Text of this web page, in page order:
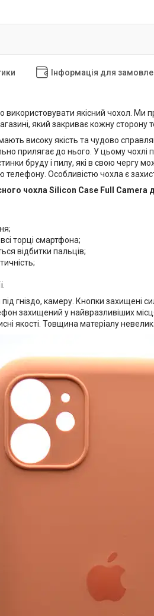
Інформація для
якісний чохол. Ми
який закриває кожну сторону
високу якість та чудово
прилягає до нього. У цьому
бруду і пилу, які в свою чергу
телефону. Особливістю чохла є
чохла Silicon Case Full Camera
торці смартфона;
відбитки пальців;
під гніздо, камеру. Кнопки
захищений у найвразливіших
якості. Товщина матеріалу